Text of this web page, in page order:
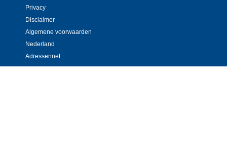
Privacy
Disclaimer
Algemene voorwaarden
Nederland
Adressennet